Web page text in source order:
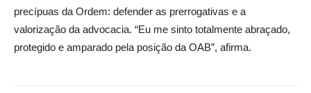
precípuas da Ordem: defender as prerrogativas e a
valorização da advocacia. “Eu me sinto totalmente abraçado,
protegido e amparado pela posição da OAB”, afirma.